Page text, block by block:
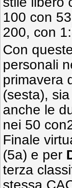
100 con
200, con
Con
personali
primavera
(sesta),
anche le
nei 50
Finale
(5a) e per
terza
stessa